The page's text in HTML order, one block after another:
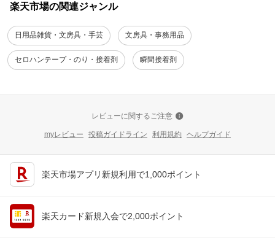
楽天市場の関連ジャンル
日用品雑貨・文房具・手芸 文房具・事務用品
セロハンテープ・のり・接着剤 瞬間接着剤
レビューに関するご注意
myレビュー 投稿ガイドライン 利用規約 ヘルプガイド
楽天市場アプリ新規利用で1,000ポイント
楽天カード新規入会で2,000ポイント